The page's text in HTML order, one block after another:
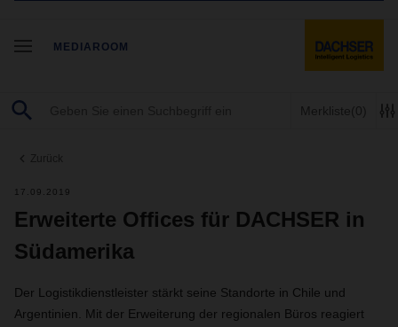
MEDIAROOM
Merkliste(0)
Zurück
17.09.2019
Erweiterte Offices für DACHSER in
Südamerika
Der Logistikdienstleister stärkt seine Standorte in Chile und
Argentinien. Mit der Erweiterung der regionalen Büros reagiert